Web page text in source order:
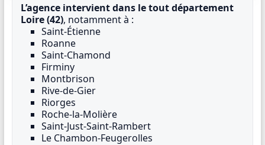
L’agence intervient dans le tout département
Loire (42), notamment à :
Saint-Étienne
Roanne
Saint-Chamond
Firminy
Montbrison
Rive-de-Gier
Riorges
Roche-la-Molière
Saint-Just-Saint-Rambert
Le Chambon-Feugerolles